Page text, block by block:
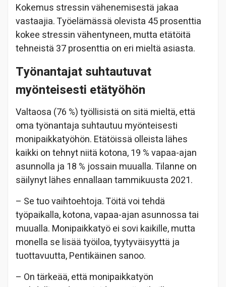
Kokemus stressin vähenemisestä jakaa
vastaajia. Työelämässä olevista 45 prosenttia
kokee stressin vähentyneen, mutta etätöitä
tehneistä 37 prosenttia on eri mieltä asiasta.
Työnantajat suhtautuvat
myönteisesti etätyöhön
Valtaosa (76 %) työllisistä on sitä mieltä, että
oma työnantaja suhtautuu myönteisesti
monipaikkatyöhön. Etätöissä olleista lähes
kaikki on tehnyt niitä kotona, 19 % vapaa-ajan
asunnolla ja 18 % jossain muualla. Tilanne on
säilynyt lähes ennallaan tammikuusta 2021.
– Se tuo vaihtoehtoja. Töitä voi tehdä
työpaikalla, kotona, vapaa-ajan asunnossa tai
muualla. Monipaikkatyö ei sovi kaikille, mutta
monella se lisää työiloa, tyytyväisyyttä ja
tuottavuutta, Pentikäinen sanoo.
– On tärkeää, että monipaikkatyön